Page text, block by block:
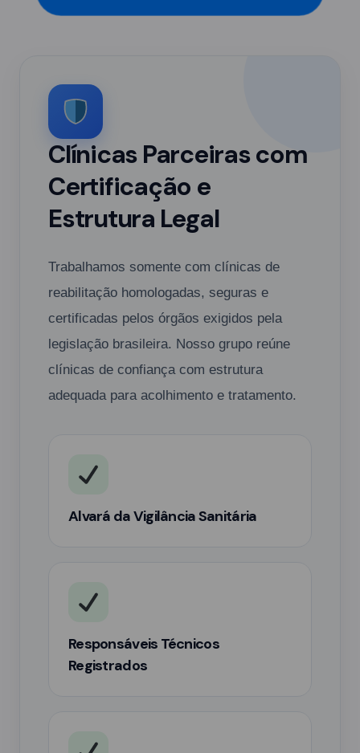
Clínicas Parceiras com
Certificação e
Estrutura Legal
Trabalhamos somente com clínicas de
reabilitação homologadas, seguras e
certificadas pelos órgãos exigidos pela
legislação brasileira. Nosso grupo reúne
clínicas de confiança com estrutura
adequada para acolhimento e tratamento.
Alvará da Vigilância Sanitária
Responsáveis Técnicos
Registrados